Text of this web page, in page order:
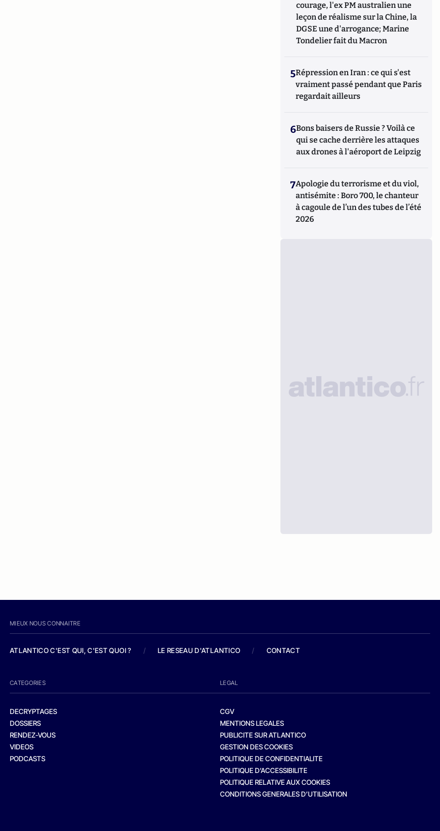
courage, l'ex PM australien une
leçon de réalisme sur la Chine, la
DGSE une d'arrogance; Marine
Tondelier fait du Macron
5Répression en Iran : ce qui s'est
vraiment passé pendant que Paris
regardait ailleurs
6Bons baisers de Russie ? Voilà ce
qui se cache derrière les attaques
aux drones à l'aéroport de Leipzig
7Apologie du terrorisme et du viol,
antisémite : Boro 700, le chanteur
à cagoule de l’un des tubes de l’été
2026
MIEUX NOUS CONNAITRE
ATLANTICO C'EST QUI, C'EST QUOI ? / LE RESEAU D'ATLANTICO / CONTACT
CATEGORIES
DECRYPTAGES
DOSSIERS
RENDEZ-VOUS
VIDEOS
PODCASTS
LEGAL
CGV
MENTIONS LEGALES
PUBLICITE SUR ATLANTICO
GESTION DES COOKIES
POLITIQUE DE CONFIDENTIALITE
POLITIQUE D’ACCESSIBILITE
POLITIQUE RELATIVE AUX COOKIES
CONDITIONS GENERALES D’UTILISATION